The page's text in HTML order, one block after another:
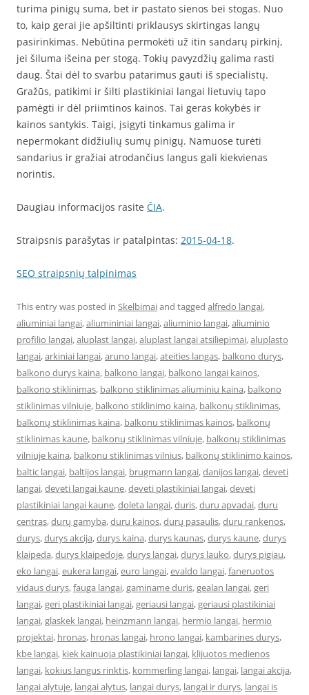
turima pinigų suma, bet ir pastato sienos bei stogas. Nuo
to, kaip gerai jie apšiltinti priklausys skirtingas langų
pasirinkimas. Nebūtina permokėti už itin sandarų pirkinį,
jei šiluma išeina per stogą. Tokių pavyzdžių galima rasti
daug. Štai dėl to svarbu patarimus gauti iš specialistų.
Gražūs, patikimi ir šilti plastikiniai langai lietuvių tapo
pamėgti ir dėl priimtinos kainos. Tai geras kokybės ir
kainos santykis. Taigi, įsigyti tinkamus galima ir
nepermokant didžiulių sumų pinigų. Namuose turėti
sandarius ir gražiai atrodančius langus gali kiekvienas
norintis.
Daugiau informacijos rasite ČIA.
Straipsnis parašytas ir patalpintas: 2015-04-18.
SEO straipsnių talpinimas
This entry was posted in Skelbimaiand tagged alfredo langai,
aliuminiai langai,aliumininiai langai,aliuminio langai,aliuminio
profilio langai,aluplast langai,aluplast langai atsiliepimai,aluplasto
langai,arkiniai langai,aruno langai,ateities langas, balkono durys,
balkono durys kaina, balkono langai, balkono langai kainos,
balkono stiklinimas, balkono stiklinimas aliuminiu kaina, balkono
stiklinimas vilniuje, balkono stiklinimo kaina, balkonų stiklinimas,
balkonų stiklinimas kaina, balkonu stiklinimas kainos, balkonų
stiklinimas kaune, balkonų stiklinimas vilniuje, balkonų stiklinimas
vilniuje kaina, balkonu stiklinimas vilnius, balkonų stiklinimo kainos,
baltic langai, baltijos langai, brugmann langai,danijos langai,deveti
langai,deveti langai kaune,deveti plastikiniai langai,deveti
plastikiniai langai kaune,doleta langai,duris,duru apvadai,duru
centras,durų gamyba,duru kainos,durų pasaulis,duru rankenos,
durys,durys akcija,durys kaina,durys kaunas,durys kaune,durys
klaipeda,durys klaipedoje,durys langai,durys lauko,durys pigiau,
eko langai,eukera langai,euro langai,evaldo langai,faneruotos
vidaus durys,fauga langai,gaminame duris,gealan langai,geri
langai,geri plastikiniai langai,geriausi langai,geriausi plastikiniai
langai,glaskek langai, heinzmann langai, hermio langai, hermio
projektai, hronas, hronas langai, hrono langai, kambarines durys,
kbe langai, kiek kainuoja plastikiniai langai, klijuotos medienos
langai, kokius langus rinktis, kommerling langai, langai, langai akcija,
langai alytuje, langai alytus, langai durys, langai ir durys, langai is